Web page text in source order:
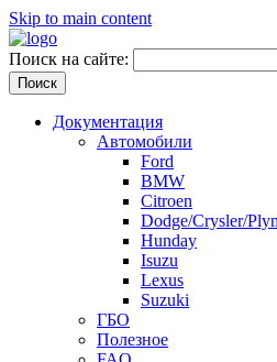
Skip to main content
Поиск на сайте:
Документация
Автомобили
Ford
BMW
Citroen
Dodge/Crysler/
Hunday
Isuzu
Lexus
Suzuki
ГБО
Полезное